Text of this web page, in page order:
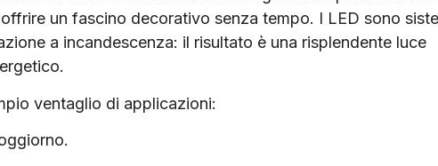
un fascino decorativo senza tempo. I LED sono
a incandescenza: il risultato è una risplendente luce
ventaglio di applicazioni: